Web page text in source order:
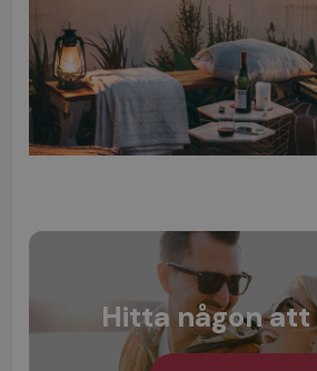
Hitta någon